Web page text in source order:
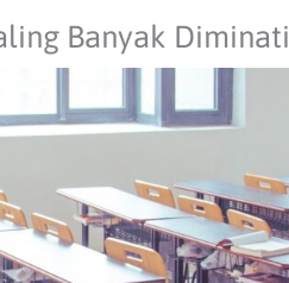
Banyak Diminati